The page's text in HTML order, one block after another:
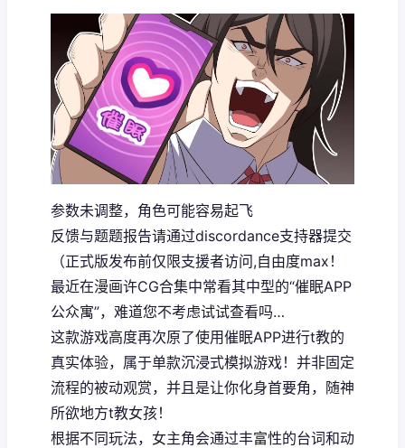
参数未调整，角色可能容易起飞
反馈与题题报告请通过discordance支持器提交
（正式版发布前仅限支援者访问,自由度max！
最近在漫画许CG合集中常看其中型的“催眠APP
公众寓”，难道您不考虑试试查看吗…
这款游戏高度再次原了使用催眠APP进行t教的
真实体验，属于单款沉浸式模拟游戏！并非固定
流程的被动观赏，并且是让你化身首要角，随神
所欲地方t教女孩！
根据不同玩法，女主角会通过丰富性的台词和动